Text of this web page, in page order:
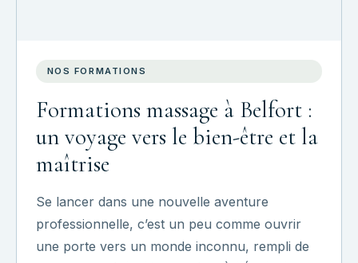
NOS FORMATIONS
Formations massage à Belfort :
un voyage vers le bien-être et la
maîtrise
Se lancer dans une nouvelle aventure
professionnelle, c’est un peu comme ouvrir
une porte vers un monde inconnu, rempli de